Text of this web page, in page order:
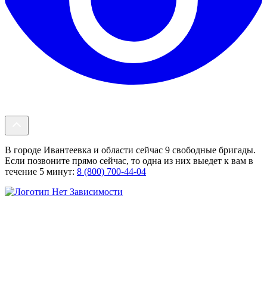
В городе Ивантеевка и области сейчас 9 свободные бригады.
Если позвоните прямо сейчас, то одна из них выедет к вам в
течение 5 минут: 8 (800) 700-44-04